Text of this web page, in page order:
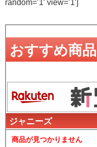
random=’1′ view=’1′]